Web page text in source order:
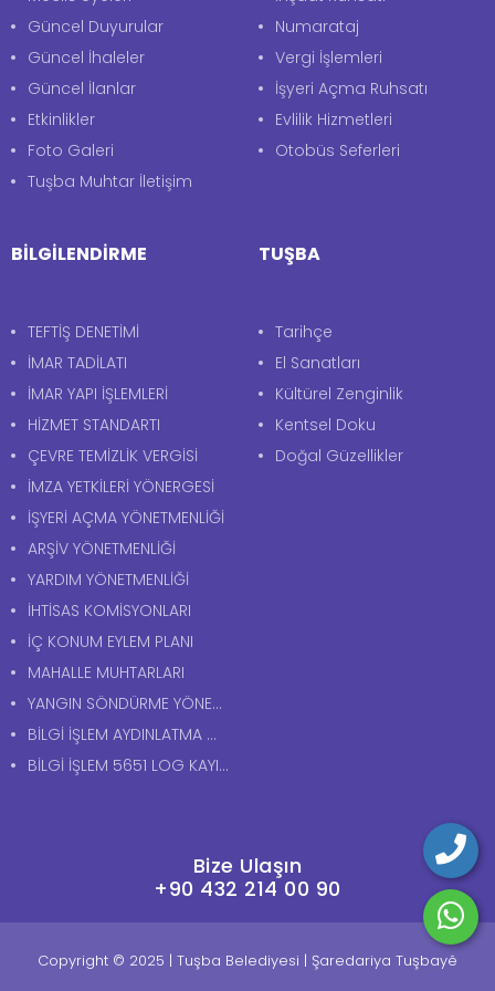
Güncel Duyurular
Güncel İhaleler
Güncel İlanlar
Etkinlikler
Foto Galeri
Tuşba Muhtar İletişim
Numarataj
Vergi İşlemleri
İşyeri Açma Ruhsatı
Evlilik Hizmetleri
Otobüs Seferleri
BİLGİLENDİRME
TEFTİŞ DENETİMİ
İMAR TADİLATI
İMAR YAPI İŞLEMLERİ
HİZMET STANDARTI
ÇEVRE TEMİZLİK VERGİSİ
İMZA YETKİLERİ YÖNERGESİ
İŞYERİ AÇMA YÖNETMENLİĞİ
ARŞİV YÖNETMENLİĞİ
YARDIM YÖNETMENLİĞİ
İHTİSAS KOMİSYONLARI
İÇ KONUM EYLEM PLANI
MAHALLE MUHTARLARI
YANGIN SÖNDÜRME YÖNERGESİ
BİLGİ İŞLEM AYDINLATMA METNİ
BİLGİ İŞLEM 5651 LOG KAYITLARI AYDINLATMA METNİ
TUŞBA
Tarihçe
El Sanatları
Kültürel Zenginlik
Kentsel Doku
Doğal Güzellikler
Bize Ulaşın
+90 432 214 00 90
Copyright © 2025 | Tuşba Belediyesi | Şaredariya Tuşbayê